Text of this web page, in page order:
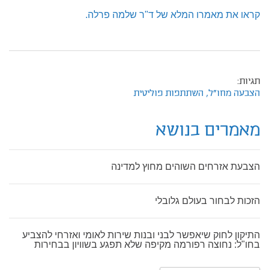
קראו את מאמרו המלא של ד"ר שלמה פרלה.
תגיות:
הצבעה מחו"ל, השתתפות פוליטית
מאמרים בנושא
הצבעת אזרחים השוהים מחוץ למדינה
הזכות לבחור בעולם גלובלי
התיקון לחוק שיאפשר לבני ובנות שירות לאומי ואזרחי להצביע
בחו"ל: נחוצה רפורמה מקיפה שלא תפגע בשוויון בבחירות